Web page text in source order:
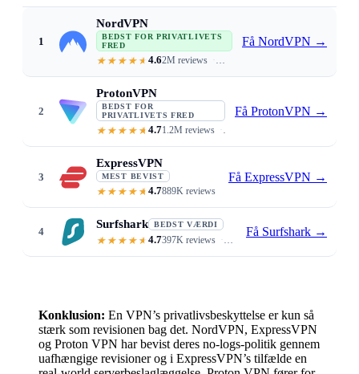
1
NordVPN
BEDST FOR PRIVATLIVETS
FRED
4.62M reviews
Få NordVPN →
2
ProtonVPN
BEDST FOR
PRIVATLIVETS FRED
4.71.2M reviews
Få ProtonVPN →
3
ExpressVPN
MEST BEVIST
4.7889K reviews
Få ExpressVPN →
4
Surfshark BEDST VÆRDI
4.7397K reviews Audited no-logs · RAM-only ·
Få Surfshark →
Konklusion: En VPN’s privatlivsbeskyttelse er kun så
stærk som revisionen bag det. NordVPN, ExpressVPN
og Proton VPN har bevist deres no-logs-politik gennem
uafhængige revisioner og i ExpressVPN’s tilfælde en